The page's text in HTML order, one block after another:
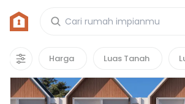
Harga Luas Tanah
Rumah di Elang Bintaro
123properti
Hot Deals